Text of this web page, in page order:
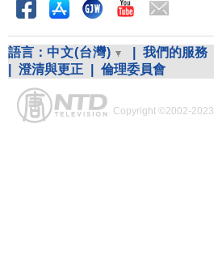
語言： 中文(台灣) 我們的服務
澄清與更正 倫理委員會
Copyright ©2002-2023